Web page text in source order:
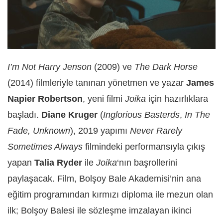
I’m Not Harry Jenson (2009) ve The Dark Horse
(2014) filmleriyle tanınan yönetmen ve yazar James
Napier Robertson, yeni filmi Joika için hazırlıklara
başladı. Diane Kruger (Inglorious Basterds, In The
Fade, Unknown), 2019 yapımı Never Rarely
Sometimes Always filmindeki performansıyla çıkış
yapan Talia Ryder ile Joika‘nın başrollerini
paylaşacak. Film, Bolşoy Bale Akademisi’nin ana
eğitim programından kırmızı diploma ile mezun olan
ilk; Bolşoy Balesi ile sözleşme imzalayan ikinci